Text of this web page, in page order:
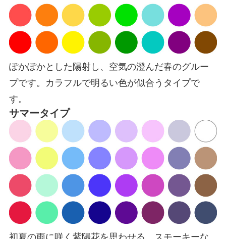
ぽかぽかとした陽射し、空気の澄んだ春のグルー
プです。カラフルで明るい色が似合うタイプで
す。
サマータイプ
初夏の雨に咲く紫陽花を思わせる、スモーキーな